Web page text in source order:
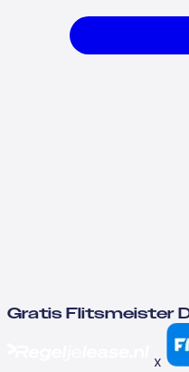
Gratis Flitsmeister
x